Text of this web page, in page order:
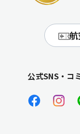
公式SNS・コ